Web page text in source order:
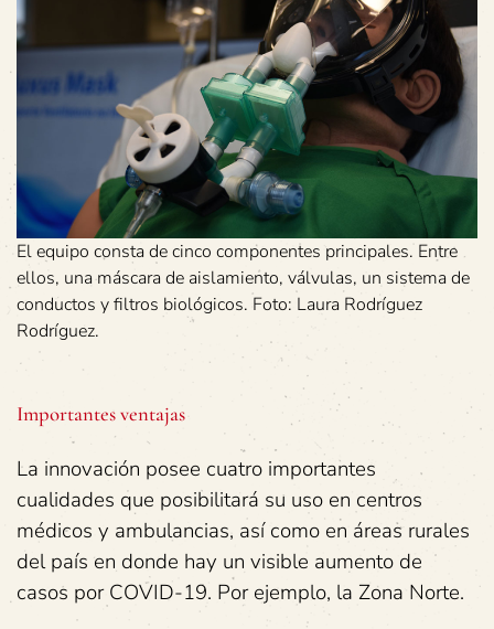
El equipo consta de cinco componentes principales. Entre
ellos, una máscara de aislamiento, válvulas, un sistema de
conductos y filtros biológicos. Foto: Laura Rodríguez
Rodríguez.
Importantes ventajas
La innovación posee cuatro importantes
cualidades que posibilitará su uso en centros
médicos y ambulancias, así como en áreas rurales
del país en donde hay un visible aumento de
casos por COVID-19. Por ejemplo, la Zona Norte.